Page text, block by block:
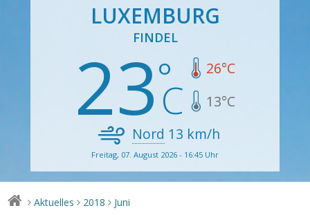
LUXEMBURG
FINDEL
23 26°C
13°C
Nord 13 km/h
Freitag, 07. August 2026 - 16:45 Uhr
> Aktuelles > 2018 > Juni